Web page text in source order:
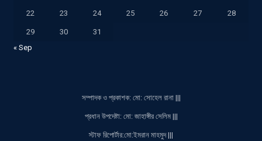
22 23 24 25 26 27 28
29 30
31
« Sep
সম্পাদক ও প্রকাশক: মো: সোহেল রানা |||
প্রধান উপদেষ্টা: মো: জাহাঙ্গীর সেলিম |||
স্টাফ রিপোর্টার:মো:ইমরান মাহমুদ |||